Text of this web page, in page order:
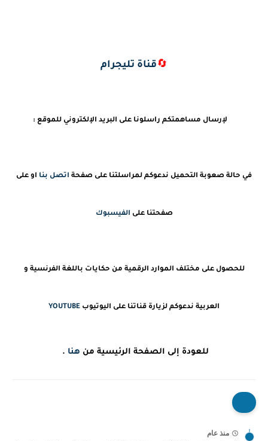
🔄قناة تليجرام
لإرسال مساهمتكم راسلونا على البريد الإلكتروني للموقع :
في حالة صعوبة التحميل ندعوكم لمراسلتنا على صفحة اتصل بنا او على
صفحتنا على الفيسبوك
للحصول على مختلف الموارد الرقمية من حكايات باللغة الفرنسية و
العربية ندعوكم لزيارة قناتنا على اليوتيوب YOUTUBE
للعودة إلى الصفحة الرئيسية من هنا .
منذ عام